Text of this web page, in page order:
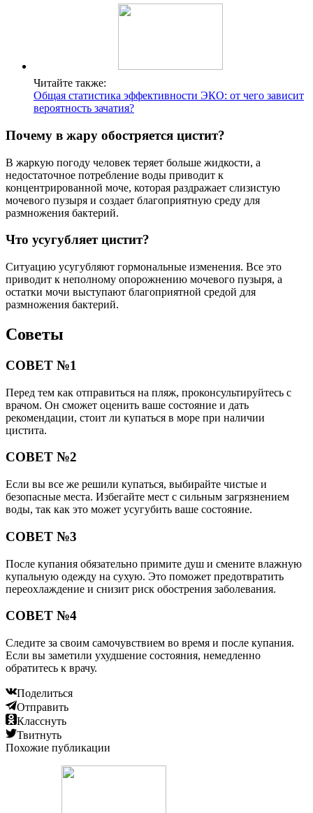
Читайте также:
Общая статистика эффективности ЭКО: от чего зависит
вероятность зачатия?
Почему в жару обостряется цистит?
В жаркую погоду человек теряет больше жидкости, а
недостаточное потребление воды приводит к
концентрированной моче, которая раздражает слизистую
мочевого пузыря и создает благоприятную среду для
размножения бактерий.
Что усугубляет цистит?
Ситуацию усугубляют гормональные изменения. Все это
приводит к неполному опорожнению мочевого пузыря, а
остатки мочи выступают благоприятной средой для
размножения бактерий.
Советы
СОВЕТ №1
Перед тем как отправиться на пляж, проконсультируйтесь с
врачом. Он сможет оценить ваше состояние и дать
рекомендации, стоит ли купаться в море при наличии
цистита.
СОВЕТ №2
Если вы все же решили купаться, выбирайте чистые и
безопасные места. Избегайте мест с сильным загрязнением
воды, так как это может усугубить ваше состояние.
СОВЕТ №3
После купания обязательно примите душ и смените влажную
купальную одежду на сухую. Это поможет предотвратить
переохлаждение и снизит риск обострения заболевания.
СОВЕТ №4
Следите за своим самочувствием во время и после купания.
Если вы заметили ухудшение состояния, немедленно
обратитесь к врачу.
Поделиться
Отправить
Класснуть
Твитнуть
Похожие публикации